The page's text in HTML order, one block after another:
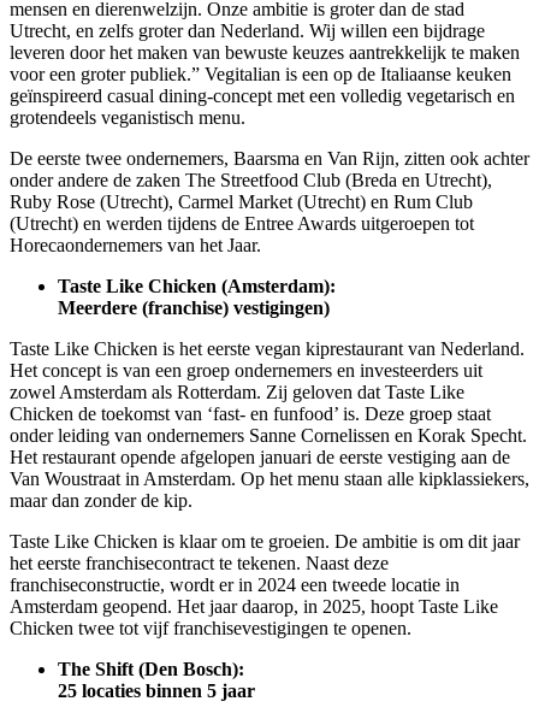
mensen en dierenwelzijn. Onze ambitie is groter dan de stad
Utrecht, en zelfs groter dan Nederland. Wij willen een bijdrage
leveren door het maken van bewuste keuzes aantrekkelijk te maken
voor een groter publiek.” Vegitalian is een op de Italiaanse keuken
geïnspireerd casual dining-concept met een volledig vegetarisch en
grotendeels veganistisch menu.
De eerste twee ondernemers, Baarsma en Van Rijn, zitten ook achter
onder andere de zaken The Streetfood Club (Breda en Utrecht),
Ruby Rose (Utrecht), Carmel Market (Utrecht) en Rum Club
(Utrecht) en werden tijdens de Entree Awards uitgeroepen tot
Horecaondernemers van het Jaar.
Taste Like Chicken (Amsterdam):
Meerdere (franchise) vestigingen)
Taste Like Chicken is het eerste vegan kiprestaurant van Nederland.
Het concept is van een groep ondernemers en investeerders uit
zowel Amsterdam als Rotterdam. Zij geloven dat Taste Like
Chicken de toekomst van ‘fast- en funfood’ is. Deze groep staat
onder leiding van ondernemers Sanne Cornelissen en Korak Specht.
Het restaurant opende afgelopen januari de eerste vestiging aan de
Van Woustraat in Amsterdam. Op het menu staan alle kipklassiekers,
maar dan zonder de kip.
Taste Like Chicken is klaar om te groeien. De ambitie is om dit jaar
het eerste franchisecontract te tekenen. Naast deze
franchiseconstructie, wordt er in 2024 een tweede locatie in
Amsterdam geopend. Het jaar daarop, in 2025, hoopt Taste Like
Chicken twee tot vijf franchisevestigingen te openen.
The Shift (Den Bosch):
25 locaties binnen 5 jaar